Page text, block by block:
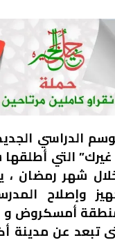
الدراسي
التي
خلال شهر رمضان
وإصلاح
أمسكروض و